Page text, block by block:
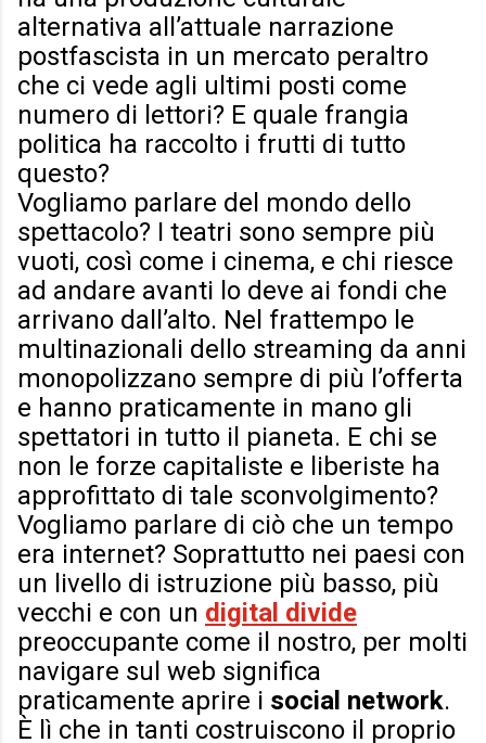
alternativa all’attuale narrazione
postfascista in un mercato peraltro
che ci vede agli ultimi posti come
numero di lettori? E quale frangia
politica ha raccolto i frutti di tutto
questo?
Vogliamo parlare del mondo dello
spettacolo? I teatri sono sempre più
vuoti, così come i cinema, e chi riesce
ad andare avanti lo deve ai fondi che
arrivano dall’alto. Nel frattempo le
multinazionali dello streaming da anni
monopolizzano sempre di più l’offerta
e hanno praticamente in mano gli
spettatori in tutto il pianeta. E chi se
non le forze capitaliste e liberiste ha
approfittato di tale sconvolgimento?
Vogliamo parlare di ciò che un tempo
era internet? Soprattutto nei paesi con
un livello di istruzione più basso, più
vecchi e con un digital divide
preoccupante come il nostro, per molti
navigare sul web significa
praticamente aprire i social network.
È lì che in tanti costruiscono il proprio